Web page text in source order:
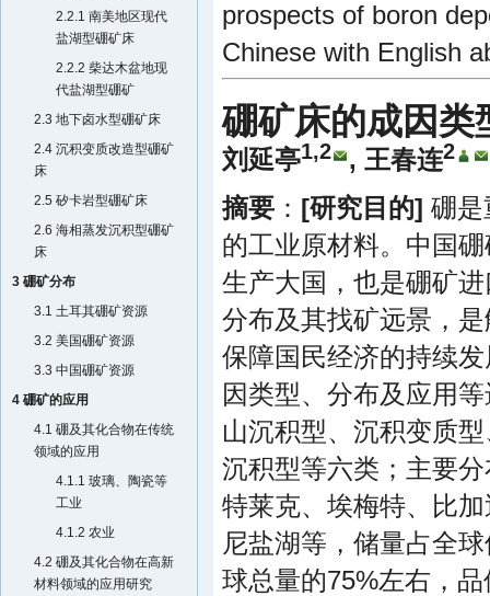
2.2.1 南美地区现代
盐湖型硼矿床
2.2.2 柴达木盆地现
代盐湖型硼矿
2.3 地下卤水型硼矿床
2.4 沉积变质改造型硼矿
床
2.5 矽卡岩型硼矿床
2.6 海相蒸发沉积型硼矿
床
3 硼矿分布
3.1 土耳其硼矿资源
3.2 美国硼矿资源
3.3 中国硼矿资源
4 硼矿的应用
4.1 硼及其化合物在传统
领域的应用
4.1.1 玻璃、陶瓷等
工业
4.1.2 农业
4.2 硼及其化合物在高新
材料领域的应用研究
prospects of boron
Chinese with English
硼矿床的成因类
刘延亭1,2 , 王春连2
摘要 ： [研究目的] 硼是
的工业原材料。中国
生产大国，也是硼矿
分布及其找矿远景，
保障国民经济的持续
因类型、分布及应用
山沉积型、沉积变质
沉积型等六类；主要
特莱克、埃梅特、比
尼盐湖等，储量占全
球总量的75%左右，